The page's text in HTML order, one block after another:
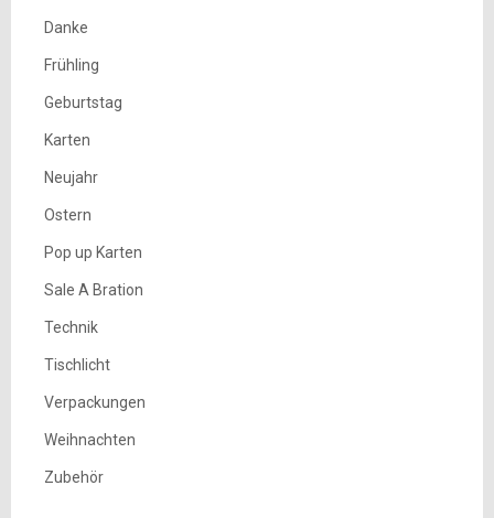
Danke
Frühling
Geburtstag
Karten
Neujahr
Ostern
Pop up Karten
Sale A Bration
Technik
Tischlicht
Verpackungen
Weihnachten
Zubehör